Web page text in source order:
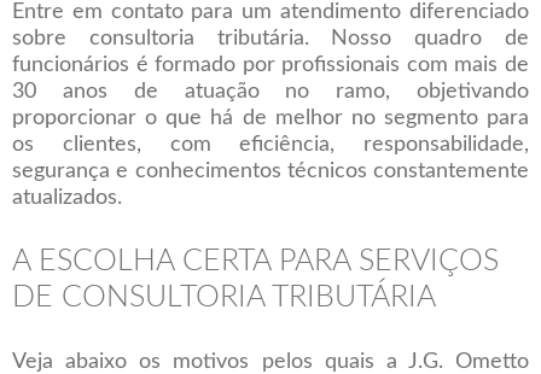
Entre em contato para um atendimento diferenciado
sobre consultoria tributária. Nosso quadro de
funcionários é formado por profissionais com mais de
30 anos de atuação no ramo, objetivando
proporcionar o que há de melhor no segmento para
os clientes, com eficiência, responsabilidade,
segurança e conhecimentos técnicos constantemente
atualizados.
A ESCOLHA CERTA PARA SERVIÇOS
DE CONSULTORIA TRIBUTÁRIA
Veja abaixo os motivos pelos quais a J.G. Ometto